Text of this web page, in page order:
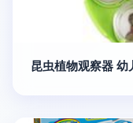
昆虫植物观察器